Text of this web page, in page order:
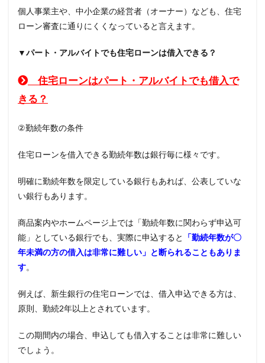
個人事業主や、中小企業の経営者（オーナー）なども、住宅
ローン審査に通りにくくなっていると言えます。
▼パート・アルバイトでも住宅ローンは借入できる？
住宅ローンはパート・アルバイトでも借入で
きる？
②勤続年数の条件
住宅ローンを借入できる勤続年数は銀行毎に様々です。
明確に勤続年数を限定している銀行もあれば、公表していな
い銀行もあります。
商品案内やホームページ上では「勤続年数に関わらず申込可
能」としている銀行でも、実際に申込すると
「勤続年数が〇
年未満の方の借入は非常に難しい」と断られることもありま
す。
例えば、新生銀行の住宅ローンでは、借入申込できる方は、
原則、勤続2年以上とされています。
この期間内の場合、申込しても借入することは非常に難しい
でしょう。